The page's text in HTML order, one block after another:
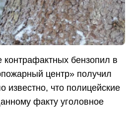
контрафактных бензопил в
центр» получил
известно, что полицейские
факту уголовное